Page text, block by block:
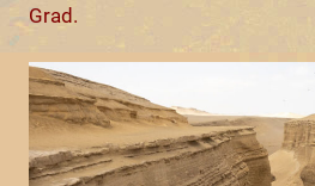
Grad.